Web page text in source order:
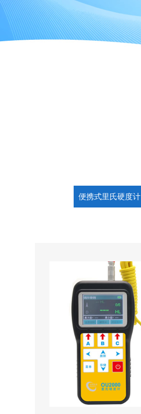
便携式里氏硬度计